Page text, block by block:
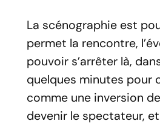
La scénographie est
permet la rencontre,
pouvoir s’arrêter là,
quelques minutes pour
comme une inversion
devenir le spectateur,